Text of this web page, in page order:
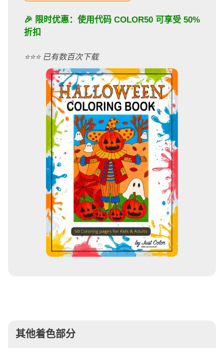
🎉 限时优惠：使用代码 COLOR50 可享受 50%
折扣
⭐️⭐️⭐️ 已有数百次下载
其他着色部分